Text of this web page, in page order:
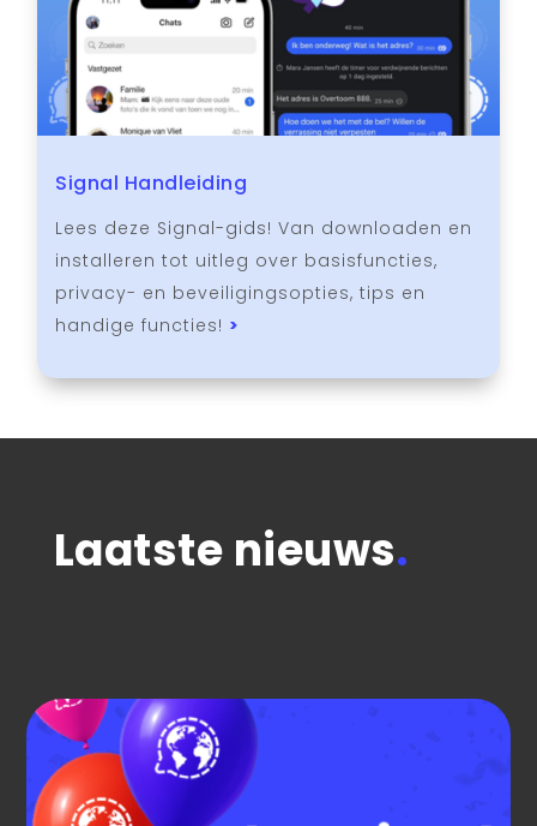
Signal Handleiding
Lees deze Signal-gids! Van downloaden en
installeren tot uitleg over basisfuncties,
privacy- en beveiligingsopties, tips en
handige functies! >
Laatste nieuws.